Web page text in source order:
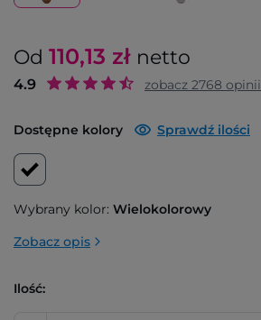
Od 110,13 zł netto
4.9 zobacz 2768 opinii
Dostępne kolory Sprawdź ilości
Wybrany kolor: Wielokolorowy
Zobacz opis
Ilość: